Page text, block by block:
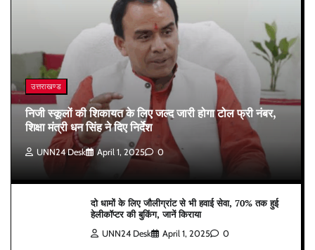
उत्तराखण्ड
निजी स्कूलों की शिकायत के लिए जल्द जारी होगा टोल फ्री नंबर,
शिक्षा मंत्री धन सिंह ने दिए निर्देश
UNN24 Desk April 1, 2025 0
दो धामों के लिए जौलीग्रांट से भी हवाई सेवा, 70% तक हुई
हेलीकॉप्टर की बुकिंग, जानें किराया
UNN24 Desk April 1, 2025 0